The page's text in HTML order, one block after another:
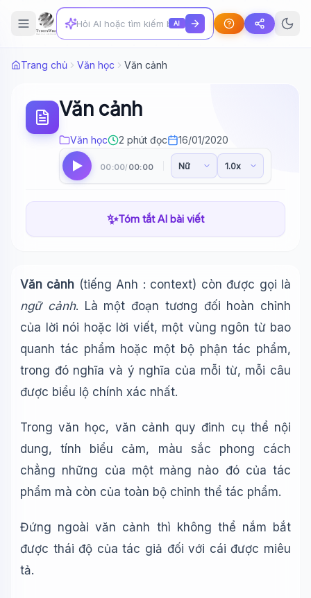
AI
Trang chủ Văn học Văn cảnh
Văn cảnh
Văn học 2 phút đọc 16/01/2020
00:00/ 00:00
✨Tóm tắt AI bài viết
Văn cảnh (tiếng Anh : context) còn được gọi là
ngữ cảnh. Là một đoạn tương đối hoàn chỉnh
của lời nói hoặc lời viết, một vùng ngôn từ bao
quanh tác phẩm hoặc một bộ phận tác phẩm,
trong đó nghĩa và ý nghĩa của mỗi từ, mỗi câu
được biểu lộ chính xác nhất.
Trong văn học, văn cảnh quy đinh cụ thể nội
dung, tính biểu cảm, màu sắc phong cách
chẳng những của một mảng nào đó của tác
phẩm mà còn của toàn bộ chỉnh thể tác phẩm.
Đứng ngoài văn cảnh thì không thể nắm bắt
được thái độ của tác giả đối với cái được miêu
tả.
🤖Sẵn sàng hỗ trợ